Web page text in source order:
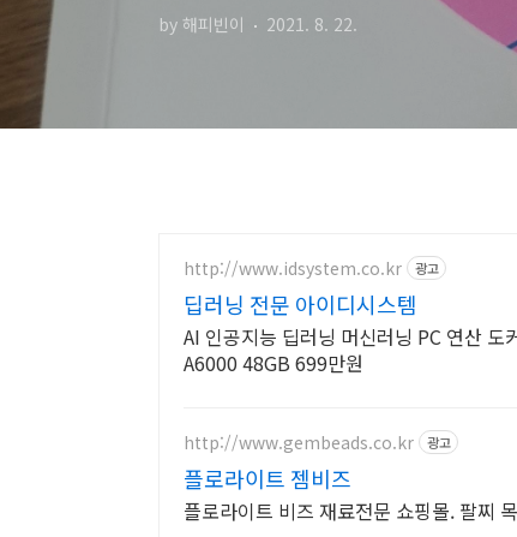
by 해피빈이 2021. 8. 22.
http://www.idsystem.co.kr 광고
딥러닝 전문 아이디시스템
AI 인공지능 딥러닝 머신러닝 PC 연산
A6000 48GB 699만원
http://www.gembeads.co.kr 광고
플로라이트 젬비즈
플로라이트 비즈 재료전문 쇼핑몰. 팔찌